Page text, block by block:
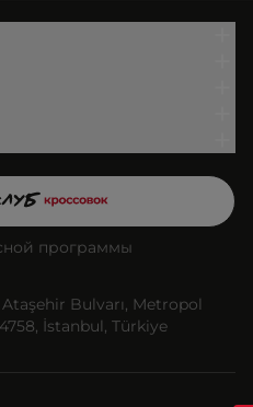
программы
Bulvarı, Metropol
İstanbul, Türkiye